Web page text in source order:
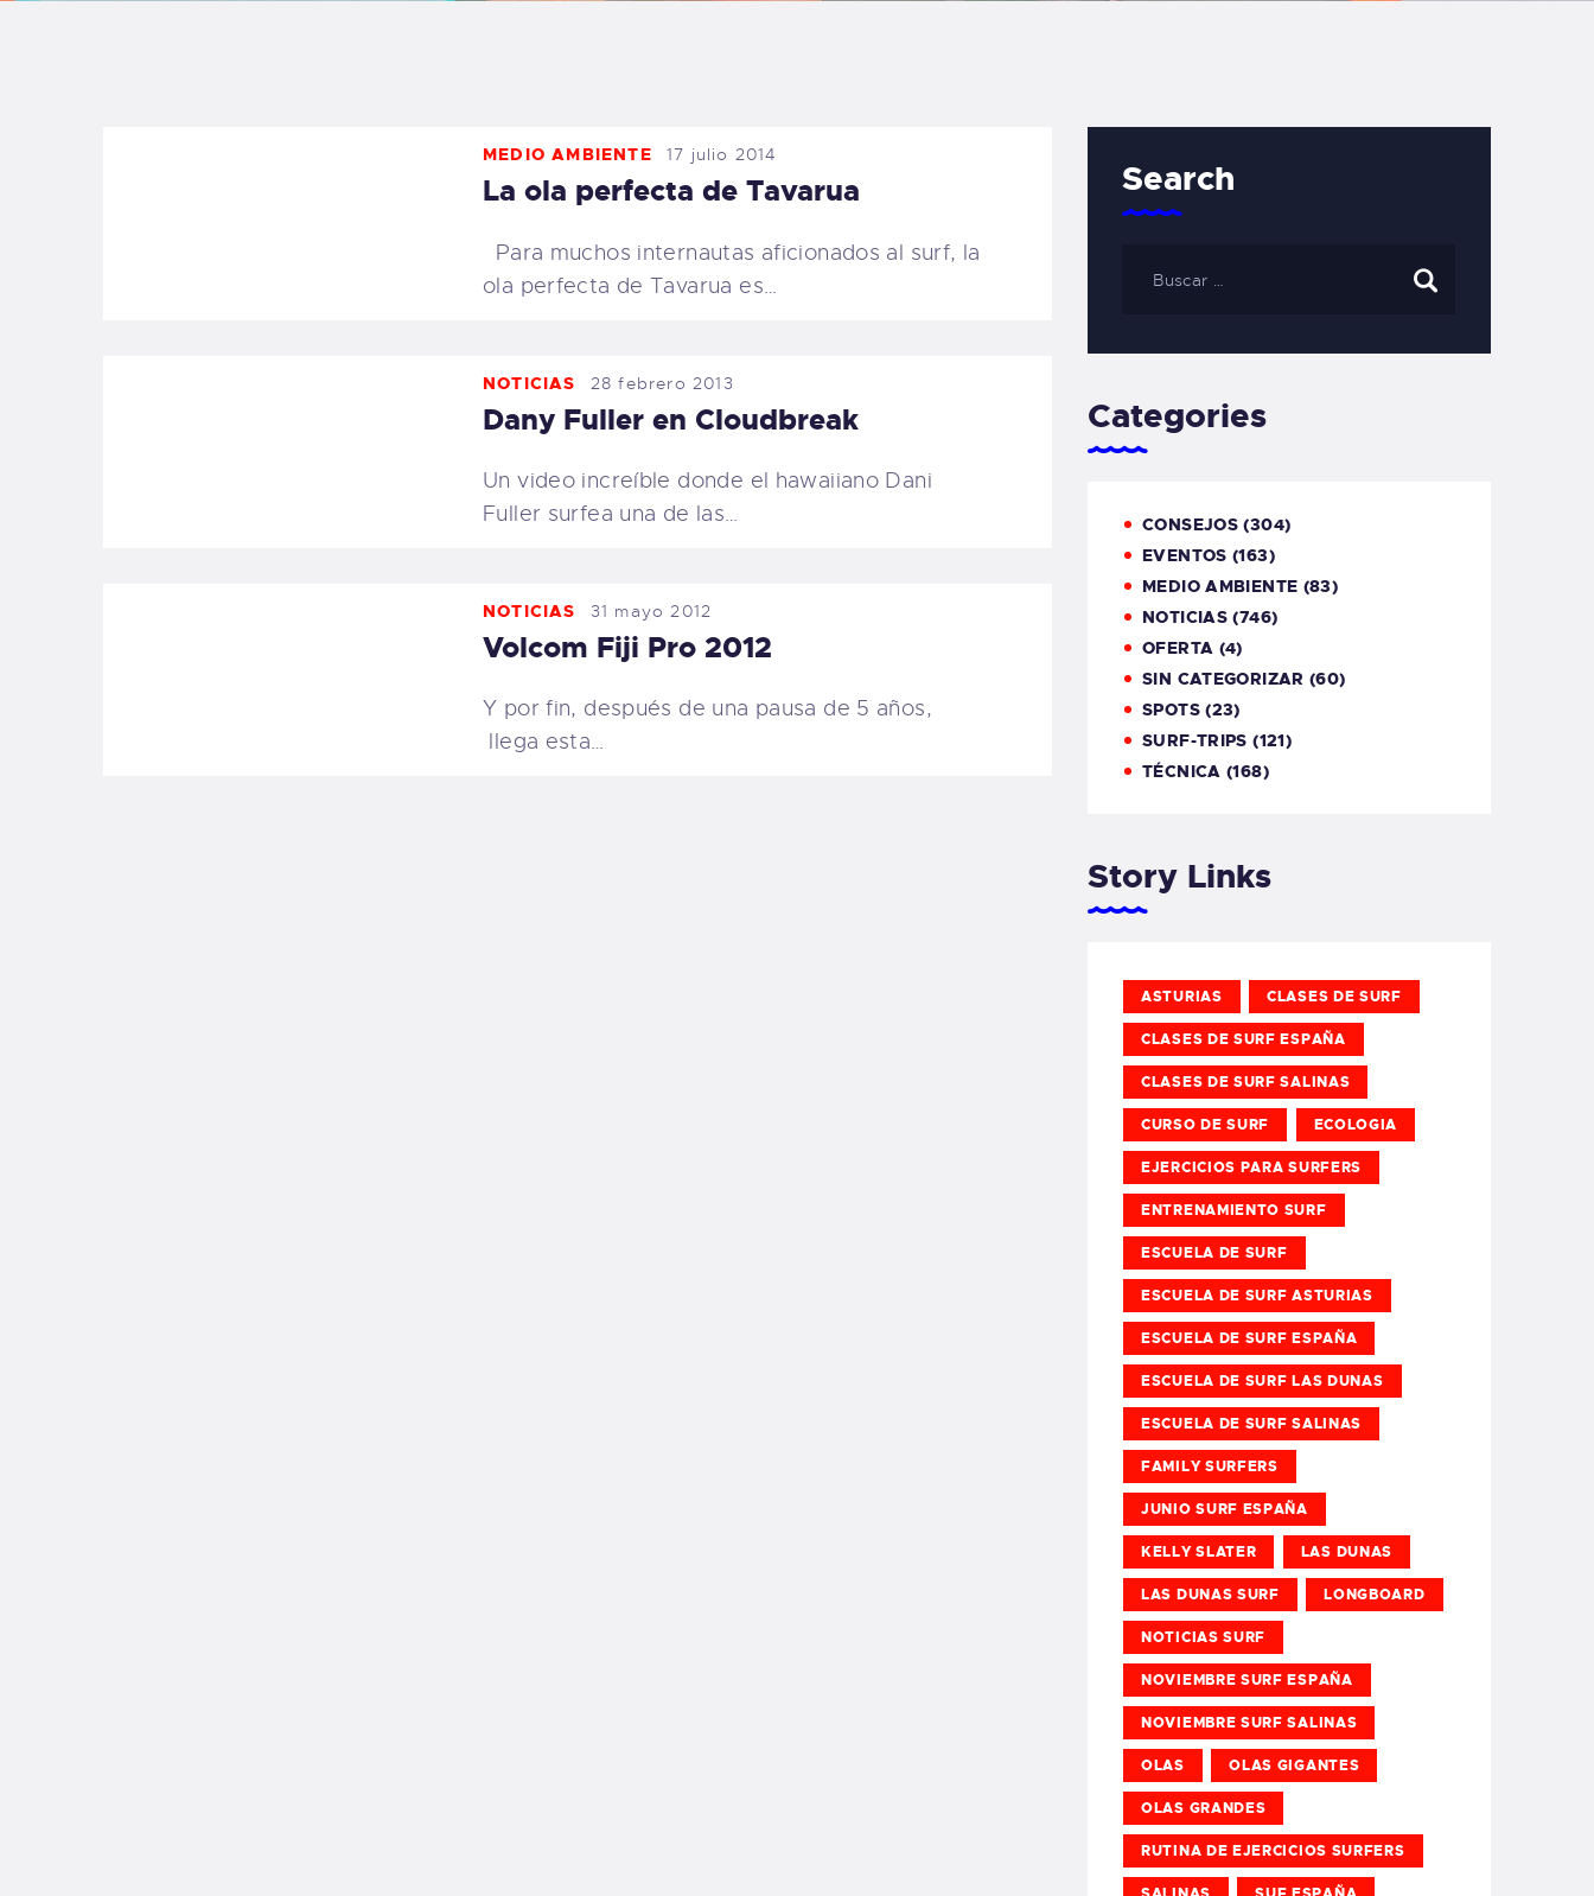
CONTACTO
CARRITO
TIENDA FAMILY
SURFERS
WEBCAM SALINAS
PEDIDOS
MEDIO AMBIENTE 17 julio 2014
La ola perfecta de Tavarua
Para muchos internautas aficionados al surf, la
ola perfecta de Tavarua es…
NOTICIAS 28 febrero 2013
Dany Fuller en Cloudbreak
Un video increíble donde el hawaiiano Dani
Fuller surfea una de las…
NOTICIAS 31 mayo 2012
Volcom Fiji Pro 2012
Y por fin, después de una pausa de 5 años,
llega esta…
Search
Categories
CONSEJOS (304)
EVENTOS (163)
MEDIO AMBIENTE (83)
NOTICIAS (746)
OFERTA (4)
SIN CATEGORIZAR (60)
SPOTS(23)
SURF-TRIPS (121)
TÉCNICA (168)
Story Links
ASTURIAS CLASES DE SURF
CLASES DE SURF ESPAÑA
CLASES DE SURF SALINAS
CURSO DE SURF ECOLOGIA
EJERCICIOS PARA SURFERS
ENTRENAMIENTO SURF
ESCUELA DE SURF
ESCUELA DE SURF ASTURIAS
ESCUELA DE SURF ESPAÑA
ESCUELA DE SURF LAS DUNAS
ESCUELA DE SURF SALINAS
FAMILY SURFERS
JUNIO SURF ESPAÑA
KELLY SLATER LAS DUNAS
LAS DUNAS SURF LONGBOARD
NOTICIAS SURF
NOVIEMBRE SURF ESPAÑA
NOVIEMBRE SURF SALINAS
OLAS OLAS GIGANTES
OLAS GRANDES
RUTINA DE EJERCICIOS SURFERS